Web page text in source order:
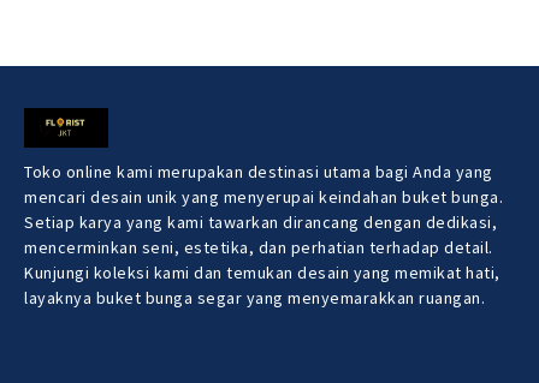
Toko online kami merupakan destinasi utama bagi Anda yang
mencari desain unik yang menyerupai keindahan buket bunga.
Setiap karya yang kami tawarkan dirancang dengan dedikasi,
mencerminkan seni, estetika, dan perhatian terhadap detail.
Kunjungi koleksi kami dan temukan desain yang memikat hati,
layaknya buket bunga segar yang menyemarakkan ruangan.